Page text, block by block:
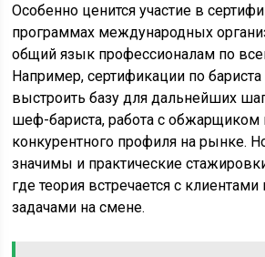
Особенно ценится участие в
программах международных
общий язык профессионалам по
Например, сертификации по
выстроить базу для дальнейших
шеф-бариста, работа с обжарщиком
конкурентного профиля на рынке.
значимы и практические
где теория встречается с
задачами на смене.